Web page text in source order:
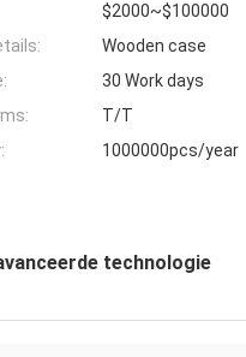
$2000~$100000
Wooden case
30 Work days
T/T
1000000pcs/year
technologie